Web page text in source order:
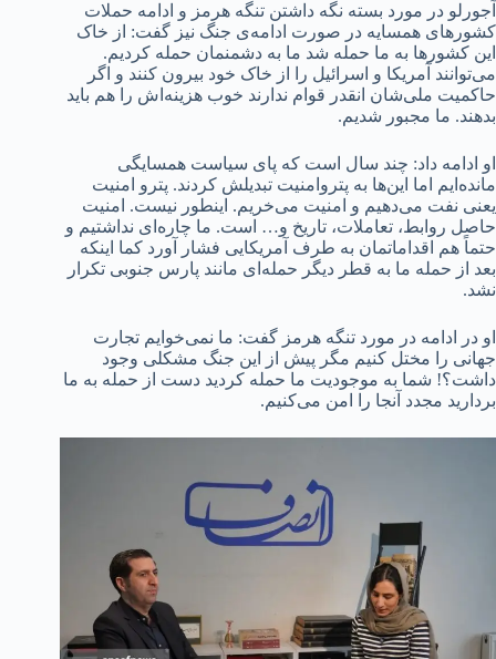
آجورلو در مورد بسته نگه داشتن تنگه هرمز و ادامه حملات
کشورهای همسایه در صورت ادامه‌ی جنگ نیز گفت: از خاک
این کشورها به ما حمله شد ما به دشمنمان حمله کردیم.
می‌توانند آمریکا و اسرائیل را از خاک خود بیرون کنند و اگر
حاکمیت ملی‌شان انقدر قوام ندارند خوب هزینه‌اش را هم باید
بدهند. ما مجبور شدیم.
او ادامه داد: چند سال است که پای سیاست همسایگی
مانده‌ایم اما این‌ها به پتروامنیت تبدیلش کردند. پترو امنیت
یعنی نفت می‌دهیم و امنیت می‌خریم. اینطور نیست. امنیت
حاصل روابط، تعاملات، تاریخ و… است. ما چاره‌ای نداشتیم و
حتماً هم اقداماتمان به طرف آمریکایی فشار آورد کما اینکه
بعد از حمله ما به قطر دیگر حمله‌ای مانند پارس جنوبی تکرار
نشد.
او در ادامه در مورد تنگه هرمز گفت: ما نمی‌خوایم تجارت
جهانی را مختل کنیم مگر پیش از این جنگ مشکلی وجود
داشت؟! شما به موجودیت ما حمله کردید دست از حمله به ما
بردارید مجدد آنجا را امن می‌کنیم.